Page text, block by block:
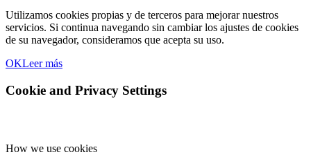
Utilizamos cookies propias y de terceros para mejorar nuestros
servicios. Si continua navegando sin cambiar los ajustes de cookies
de su navegador, consideramos que acepta su uso.
OKLeer más
Cookie and Privacy Settings
How we use cookies